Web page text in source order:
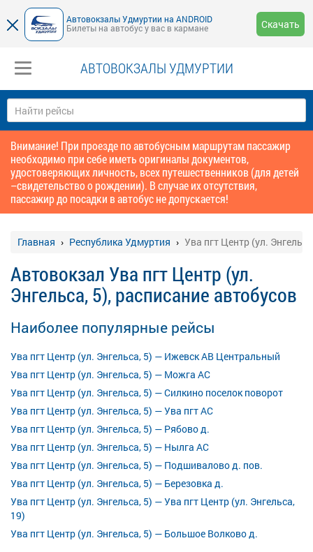
Автовокзалы Удмуртии на ANDROID
Билеты на автобус у вас в кармане
Скачать
АВТОВОКЗАЛЫ УДМУРТИИ
Внимание! При проезде по автобусным маршрутам пассажир
необходимо при себе иметь оригиналы документов,
удостоверяющих личность, всех путешественников (для детей
–свидетельство о рождении). В случае их отсутствия,
пассажир до посадки в автобус не допускается!
Главная Республика Удмуртия Ува пгт Центр (ул.
Автовокзал Ува пгт Центр (ул.
Энгельса, 5), расписание автобусов
Наиболее популярные рейсы
Ува пгт Центр (ул. Энгельса, 5) — Ижевск АВ Центральный
Ува пгт Центр (ул. Энгельса, 5) — Можга АС
Ува пгт Центр (ул. Энгельса, 5) — Силкино поселок поворот
Ува пгт Центр (ул. Энгельса, 5) — Ува пгт АС
Ува пгт Центр (ул. Энгельса, 5) — Рябово д.
Ува пгт Центр (ул. Энгельса, 5) — Нылга АС
Ува пгт Центр (ул. Энгельса, 5) — Подшивалово д. пов.
Ува пгт Центр (ул. Энгельса, 5) — Березовка д.
Ува пгт Центр (ул. Энгельса, 5) — Ува пгт Центр (ул. Энгельса,
19)
Ува пгт Центр (ул. Энгельса, 5) — Большое Волково д.